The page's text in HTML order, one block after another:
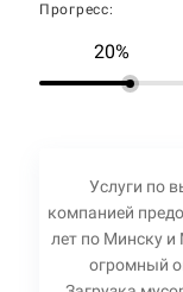
Прогресс:
20%
Услуги по
компанией
лет по Минску
огромный